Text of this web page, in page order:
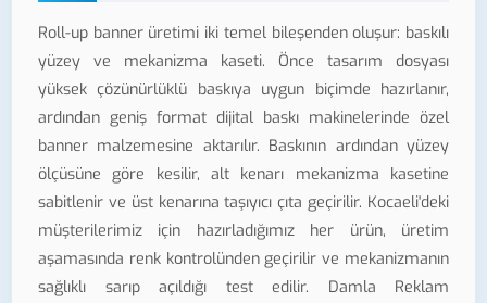
Roll-up banner üretimi iki temel bileşenden oluşur: baskılı
yüzey ve mekanizma kaseti. Önce tasarım dosyası
yüksek çözünürlüklü baskıya uygun biçimde hazırlanır,
ardından geniş format dijital baskı makinelerinde özel
banner malzemesine aktarılır. Baskının ardından yüzey
ölçüsüne göre kesilir, alt kenarı mekanizma kasetine
sabitlenir ve üst kenarına taşıyıcı çıta geçirilir. Kocaeli'deki
müşterilerimiz için hazırladığımız her ürün, üretim
aşamasında renk kontrolünden geçirilir ve mekanizmanın
sağlıklı sarıp açıldığı test edilir. Damla Reklam